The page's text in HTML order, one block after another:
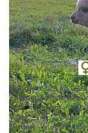
WLA Valetta
Geboren: 20.05.2022
Züchter:
Typ: Huacaya
Vater: WIE Cyrano
Mutter: WLA Vintage